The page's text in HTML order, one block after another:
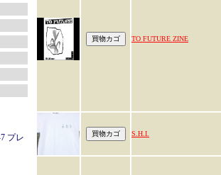
プレ
TO FUTURE ZINE
S.H.I.